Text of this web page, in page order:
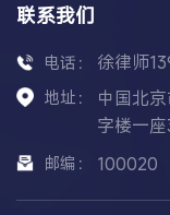
联系我们
电话： 徐律师
地址：
中国北
字楼一
邮编： 100020